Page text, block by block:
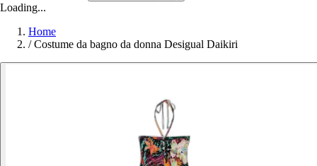
Loading...
Home
/ Costume da bagno da donna Desigual Daikiri